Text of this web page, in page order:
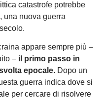
catastrofe potrebbe
una nuova guerra
appare sempre più –
– il primo passo in
epocale. Dopo un
guerra indica dove si
per cercare di risolvere